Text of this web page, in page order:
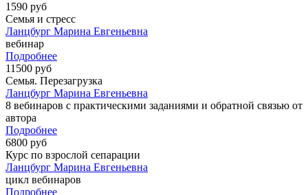
1590 руб
Семья и стресс
Ланцбург Марина Евгеньевна
вебинар
Подробнее
11500 руб
Семья. Перезагрузка
Ланцбург Марина Евгеньевна
8 вебинаров с практическими заданиями и обратной связью от
автора
Подробнее
6800 руб
Курс по взрослой сепарации
Ланцбург Марина Евгеньевна
цикл вебинаров
Подробнее